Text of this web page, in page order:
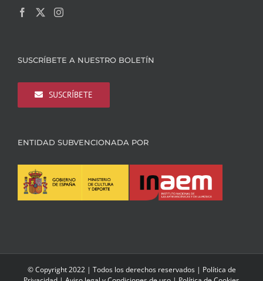
SUSCRÍBETE A NUESTRO BOLETÍN
SUSCRÍBETE
ENTIDAD SUBVENCIONADA POR
© Copyright 2022 | Todos los derechos reservados | Política de